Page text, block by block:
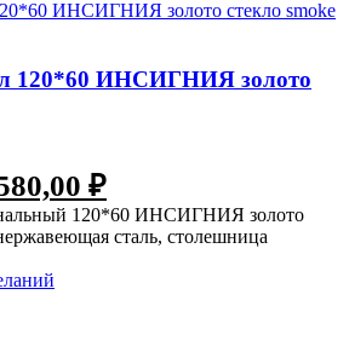
120*60 ИНСИГНИЯ золото
₽
120*60 ИНСИГНИЯ золото
сталь, столешница